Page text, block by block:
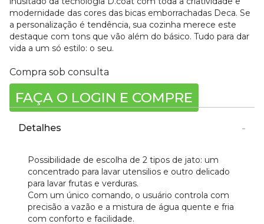
modernidade das cores das bicas emborrachadas Deca. Se
a personalização é tendência, sua cozinha merece este
destaque com tons que vão além do básico. Tudo para dar
vida a um só estilo: o seu.
Compra sob consulta
FAÇA O LOGIN E COMPRE
Detalhes
Possibilidade de escolha de 2 tipos de jato: um
concentrado para lavar utensilios e outro delicado
para lavar frutas e verduras.
Com um único comando, o usuário controla com
precisão a vazão e a mistura de água quente e fria
com conforto e facilidade.